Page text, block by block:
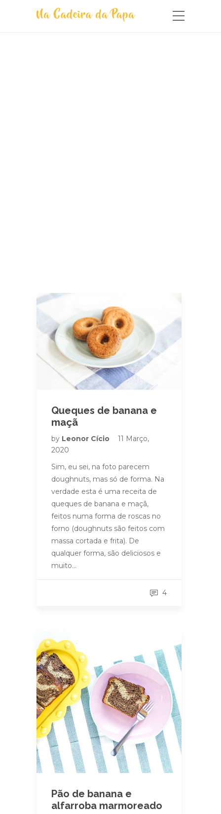
Queques de banana e
maçã
by Leonor Cício
11 Março,
2020
Sim, eu sei, na foto parecem
doughnuts, mas só de forma. Na
verdade esta é uma receita de
queques de banana e maçã,
feitos numa forma de roscas no
forno (doughnuts são feitos com
massa cortada e frita). De
qualquer forma, são deliciosos e
muito…
4
Pão de banana e
alfarroba marmoreado